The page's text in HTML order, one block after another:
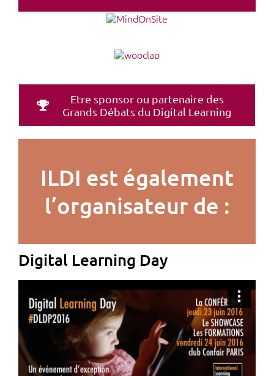
Etre sponsor ou partenaire des
Grands Débats du Digital Learning
ILDI est également
l’organisateur de :
Digital Learning Day